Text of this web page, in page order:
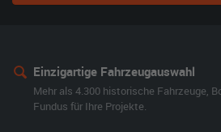
Einzigartige Fahrzeugauswahl
Mehr als 4.300 historische Fahrzeuge,
Fundus für Ihre Projekte.